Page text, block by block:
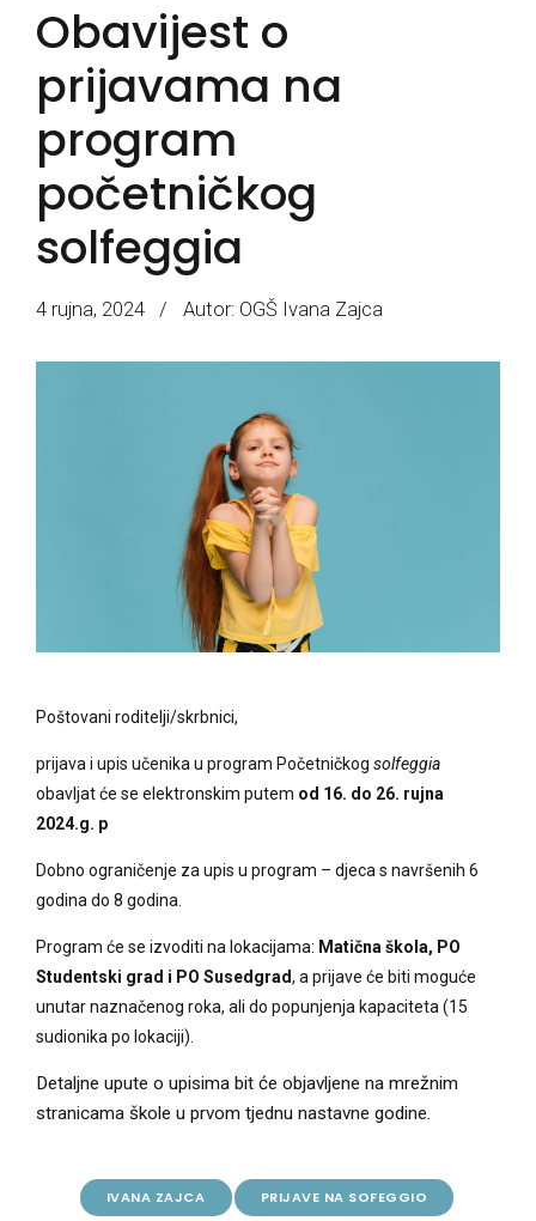
Obavijest o
prijavama na
program
početničkog
solfeggia
4 rujna, 2024 Autor: OGŠ Ivana Zajca
Poštovani roditelji/skrbnici,
prijava i upis učenika u program Početničkog solfeggia
obavljat će se elektronskim putem od 16. do 26. rujna
2024.g. p
Dobno ograničenje za upis u program – djeca s navršenih 6
godina do 8 godina.
Program će se izvoditi na lokacijama: Matična škola, PO
Studentski grad i PO Susedgrad, a prijave će biti moguće
unutar naznačenog roka, ali do popunjenja kapaciteta (15
sudionika po lokaciji).
Detaljne upute o upisima bit će objavljene na mrežnim
stranicama škole u prvom tjednu nastavne godine.
IVANA ZAJCA PRIJAVE NA SOFEGGIO